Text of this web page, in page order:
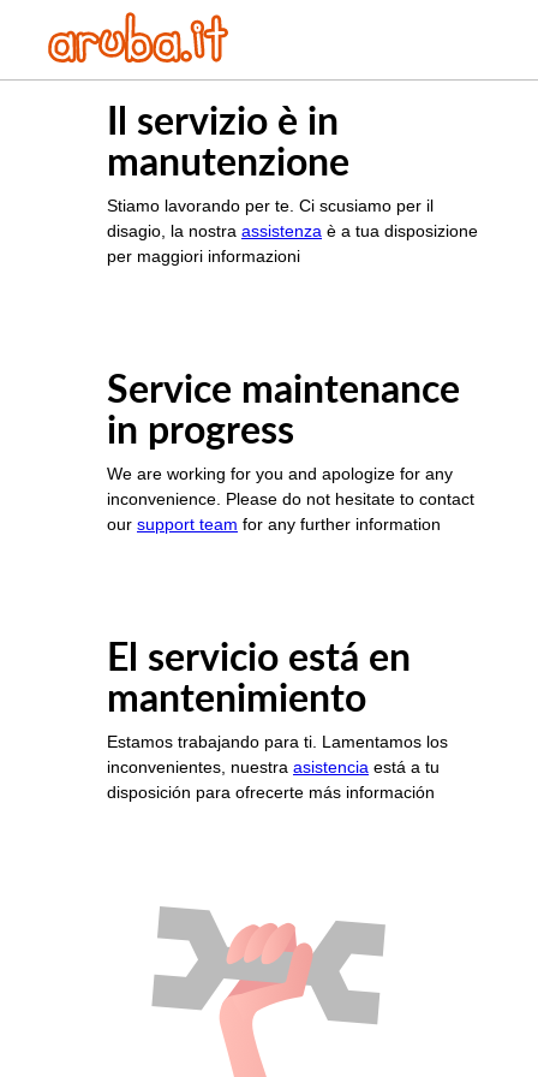
Il servizio è in
manutenzione
Stiamo lavorando per te. Ci scusiamo per il
disagio, la nostra assistenza è a tua disposizione
per maggiori informazioni
Service maintenance
in progress
We are working for you and apologize for any
inconvenience. Please do not hesitate to contact
our support team for any further information
El servicio está en
mantenimiento
Estamos trabajando para ti. Lamentamos los
inconvenientes, nuestra asistencia está a tu
disposición para ofrecerte más información